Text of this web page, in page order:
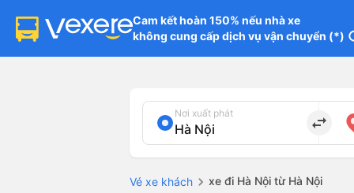
Cam kết hoàn 150% nếu nhà xe
không cung cấp dịch vụ vận chuyển (*)
Nơi xuất phát
import_export
Vé xe khách xe đi Hà Nội từ Hà Nội